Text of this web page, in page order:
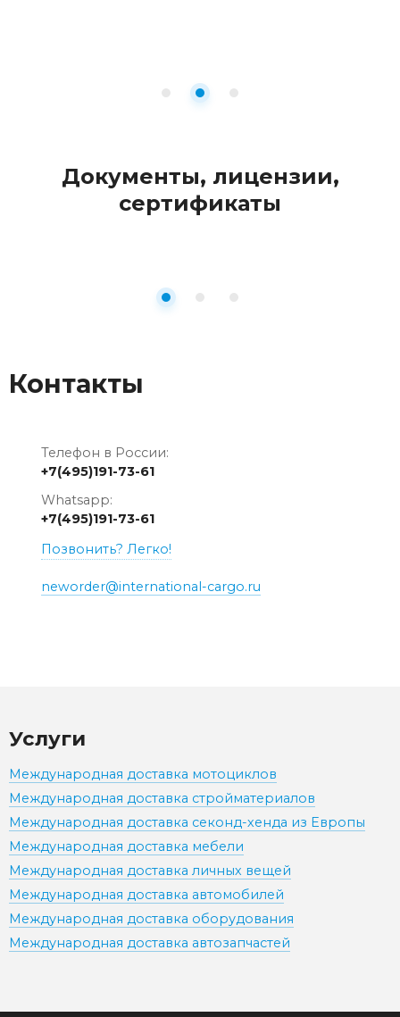
Документы, лицензии,
сертификаты
Контакты
Телефон в России:
+7(495)191-73-61
Whatsapp:
+7(495)191-73-61
Позвонить? Легко!
neworder@international-cargo.ru
Услуги
Международная доставка мотоциклов
Международная доставка стройматериалов
Международная доставка секонд-хенда из Европы
Международная доставка мебели
Международная доставка личных вещей
Международная доставка автомобилей
Международная доставка оборудования
Международная доставка автозапчастей